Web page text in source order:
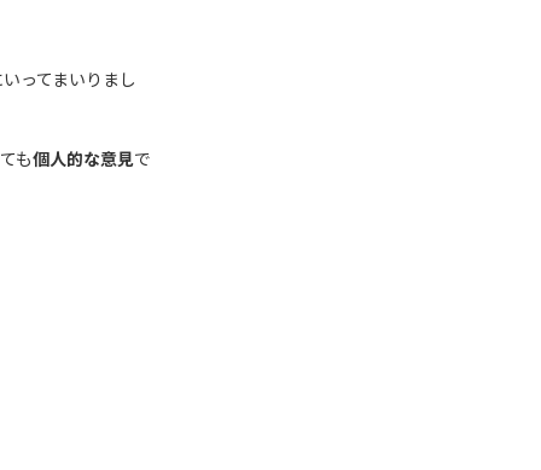
いってまいりまし
も個人的な意見で